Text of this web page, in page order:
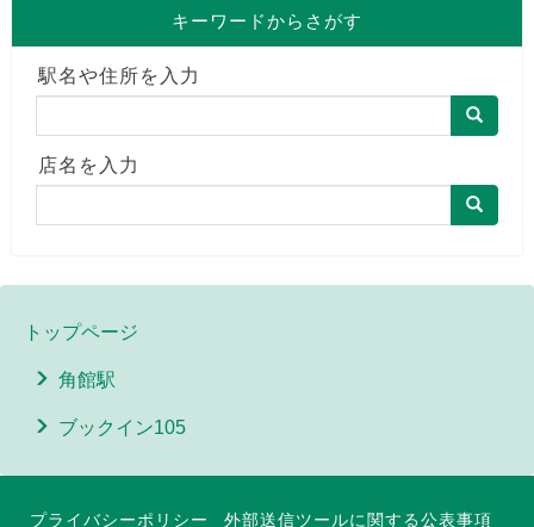
キーワードからさがす
駅名や住所を入力
店名を入力
トップページ
角館駅
ブックイン105
プライバシーポリシー 外部送信ツールに関する公表事項